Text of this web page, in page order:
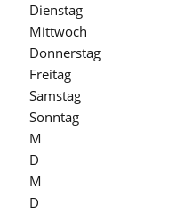
Dienstag
Mittwoch
Donnerstag
Freitag
Samstag
Sonntag
M
D
M
D